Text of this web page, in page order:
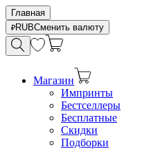
Главная
RUBСменить валюту
Магазин
Импринты
Бестселлеры
Бесплатные
Скидки
Подборки